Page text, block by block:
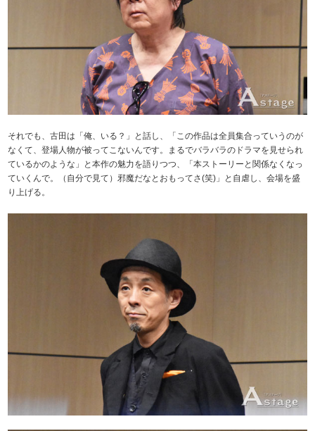
それでも、古田は「俺、いる？」と話し、「この作品は全員集合っていうのが
なくて、登場人物が被ってこないんです。まるでバラバラのドラマを見せられ
ているかのような」と本作の魅力を語りつつ、「本ストーリーと関係なくなっ
ていくんで。（自分で見て）邪魔だなとおもってさ(笑)」と自虐し、会場を盛
り上げる。